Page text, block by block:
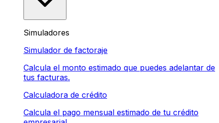
Simuladores
Simulador de factoraje
Calcula el monto estimado que puedes adelantar de
tus facturas.
Calculadora de crédito
Calcula el pago mensual estimado de tu crédito